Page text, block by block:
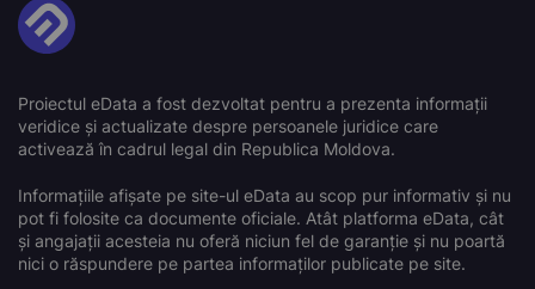
Proiectul eData a fost dezvoltat pentru a prezenta informații
veridice și actualizate despre persoanele juridice care
activează în cadrul legal din Republica Moldova.
Informațiile afișate pe site-ul eData au scop pur informativ și nu
pot fi folosite ca documente oficiale. Atât platforma eData, cât
și angajații acesteia nu oferă niciun fel de garanție și nu poartă
nici o răspundere pe partea informaților publicate pe site.